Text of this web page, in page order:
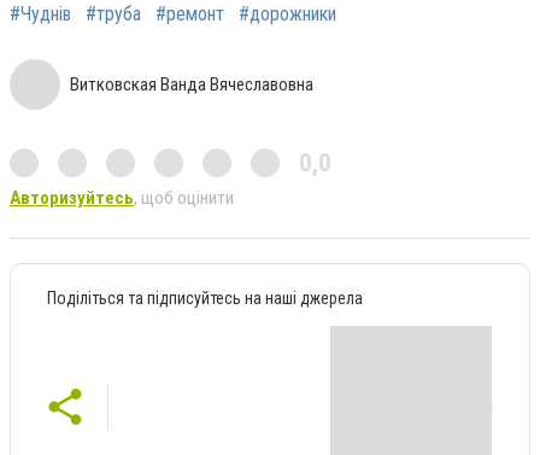
#Чуднів #труба #ремонт #дорожники
Витковская Ванда Вячеславовна
0,0
Авторизуйтесь, щоб оцінити
Поділіться та підписуйтесь на наші джерела